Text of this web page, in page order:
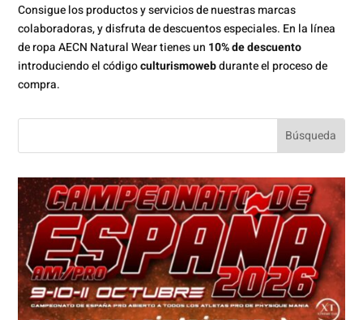
Consigue los productos y servicios de nuestras marcas
colaboradoras, y disfruta de descuentos especiales. En la línea
de ropa AECN Natural Wear tienes un 10% de descuento
introduciendo el códigoculturismowebdurante el proceso de
compra.